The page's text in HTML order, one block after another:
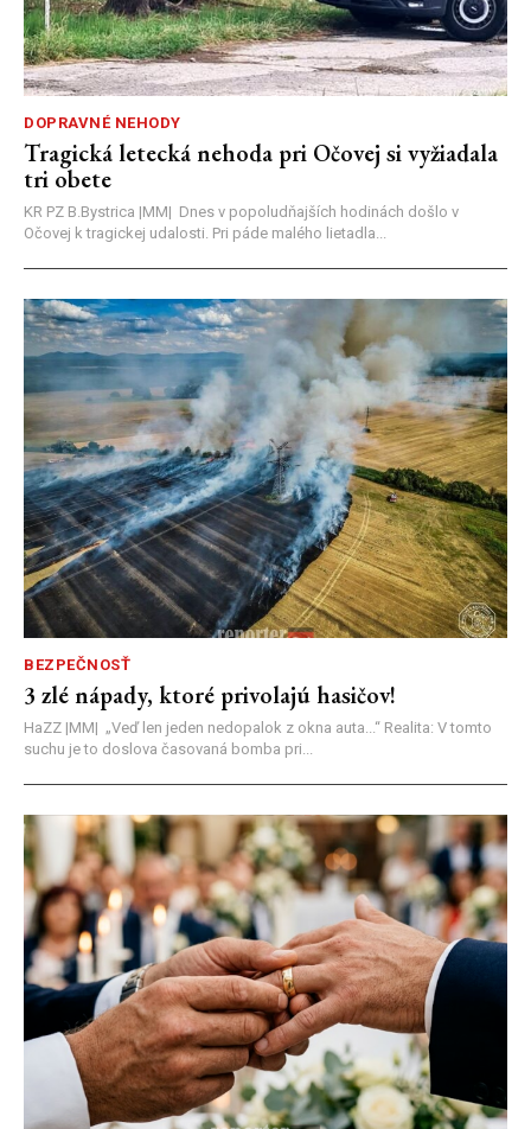
DOPRAVNÉ NEHODY
Tragická letecká nehoda pri Očovej si vyžiadala
tri obete
KR PZ B.Bystrica |MM| Dnes v popoludňajších hodinách došlo v
Očovej k tragickej udalosti. Pri páde malého lietadla...
BEZPEČNOSŤ
3 zlé nápady, ktoré privolajú hasičov!
HaZZ |MM| ​„Veď len jeden nedopalok z okna auta...“ ​Realita: V tomto
suchu je to doslova časovaná bomba pri...